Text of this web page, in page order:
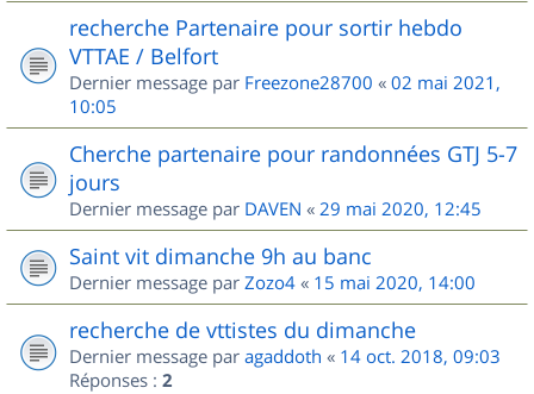
recherche Partenaire pour sortir hebdo
VTTAE / Belfort
Dernier message par Freezone28700 « 02 mai 2021,
10:05
Cherche partenaire pour randonnées GTJ 5-7
jours
Dernier message par DAVEN « 29 mai 2020, 12:45
Saint vit dimanche 9h au banc
Dernier message par Zozo4 « 15 mai 2020, 14:00
recherche de vttistes du dimanche
Dernier message par agaddoth « 14 oct. 2018, 09:03
Réponses : 2